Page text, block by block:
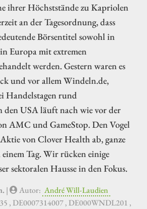
ihrer Höchststände zu Kapriolen
an der Tagesordnung, dass
Börsentitel sowohl in
Europa mit extremen
werden. Gestern waren es
und vor allem Windeln.de,
Handelstagen rund
den USA läuft nach wie vor der
AMC und GameStop. Den Vogel
Aktie von Clover Health ab, ganze
einem Tag. Wir rücken einige
sektoralen Hausse in den Fokus.
| Autor: André Will-Laudien
, DE0007314007 , DE000WNDL201 ,